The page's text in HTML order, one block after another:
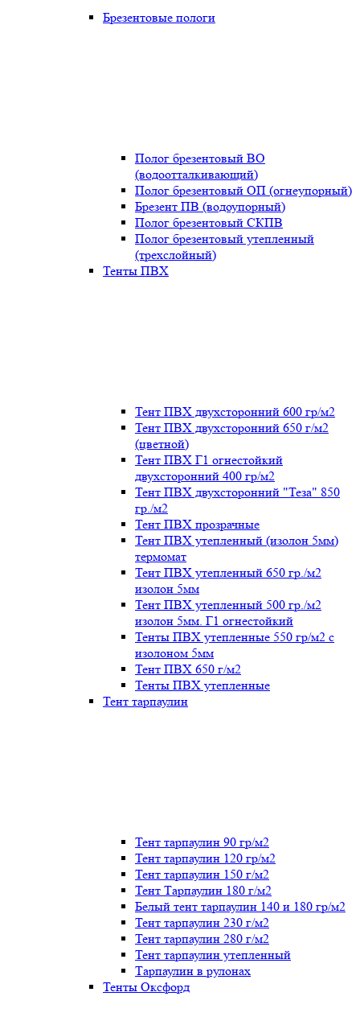
Брезентовые пологи
Полог брезентовый ВО
(водоотталкивающий)
Полог брезентовый ОП (огнеупорный)
Брезент ПВ (водоупорный)
Полог брезентовый СКПВ
Полог брезентовый утепленный
(трехслойный)
Тенты ПВХ
Тент ПВХ двухсторонний 600 гр/м2
Тент ПВХ двухсторонний 650 г/м2
(цветной)
Тент ПВХ Г1 огнестойкий
двухсторонний 400 гр/м2
Тент ПВХ двухсторонний "Теза" 850
гр./м2
Тент ПВХ прозрачные
Тент ПВХ утепленный (изолон 5мм)
термомат
Тент ПВХ утепленный 650 гр./м2
изолон 5мм
Тент ПВХ утепленный 500 гр./м2
изолон 5мм. Г1 огнестойкий
Тенты ПВХ утепленные 550 гр/м2 с
изолоном 5мм
Тент ПВХ 650 г/м2
Тенты ПВХ утепленные
Тент тарпаулин
Тент тарпаулин 90 гр/м2
Тент тарпаулин 120 гр/м2
Тент тарпаулин 150 г/м2
Тент Тарпаулин 180 г/м2
Белый тент тарпаулин 140 и 180 гр/м2
Тент тарпаулин 230 г/м2
Тент тарпаулин 280 г/м2
Тент тарпаулин утепленный
Тарпаулин в рулонах
Тенты Оксфорд